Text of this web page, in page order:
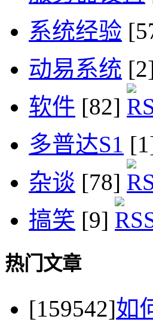
系统经验
动易系统
软件 [82]
多普达S1
杂谈 [78]
搞笑 [9]
热门文章
[159542]如